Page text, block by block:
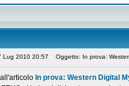
Lug 2010 20:57 Oggetto: In prova:
In prova: Western Digital